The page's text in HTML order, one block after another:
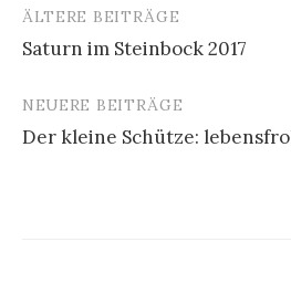
Beitragsnavigation
ÄLTERE BEITRÄGE
Saturn im Steinbock 2017
NEUERE BEITRÄGE
Der kleine Schütze: